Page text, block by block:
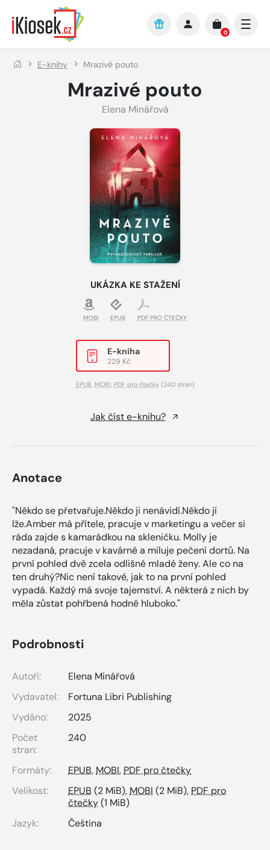
Přejít na hlavní obsah
0
E-knihy Mrazivé pouto
Mrazivé pouto
Elena Minářová
UKÁZKA KE STAŽENÍ
MOBI EPUB PDF PRO ČTEČKY
E-kniha
229 Kč
EPUB, MOBI, PDF pro čtečky(240 stran)
Jak číst e-knihu?
Anotace
"Někdo se přetvařuje.Někdo ji nenávidí.Někdo jí
lže.Amber má přítele, pracuje v marketingu a večer si
ráda zajde s kamarádkou na skleničku. Molly je
nezadaná, pracuje v kavárně a miluje pečení dortů. Na
první pohled dvě zcela odlišné mladé ženy. Ale co na
ten druhý?Nic není takové, jak to na první pohled
vypadá. Každý má svoje tajemství. A některá z nich by
měla zůstat pohřbená hodně hluboko."
Podrobnosti
Autoři:
Elena Minářová
Vydavatel:
Fortuna Libri Publishing
Vydáno:
2025
Počet
stran:
240
Formáty: EPUB, MOBI, PDF pro čtečky
Velikost:
EPUB (2 MiB), MOBI (2 MiB), PDF pro
čtečky(1 MiB)
Jazyk:
Čeština